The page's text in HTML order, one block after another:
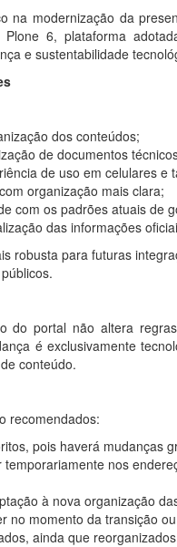
na modernização da
6, plataforma
e sustentabilidade
dos conteúdos;
de documentos
de uso em celulares e
organização mais clara;
com os padrões atuais de
das informações
robusta para futuras
do portal não altera
é exclusivamente
conteúdo.
recomendados:
pois haverá mudanças
nos
à nova organização
no momento da transição
ainda que